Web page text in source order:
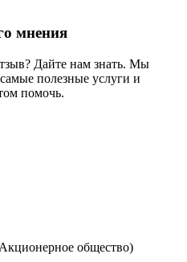
мнения
Дайте нам знать. Мы
полезные услуги и
помочь.
общество)